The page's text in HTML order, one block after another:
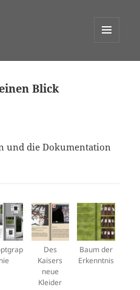
Blick
und die Dokumentation
hie
Des
Kaisers
neue
Kleider
Baum der
Erkenntnis